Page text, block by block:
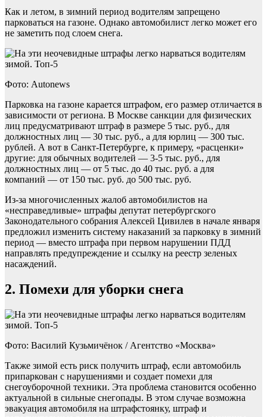
Как и летом, в зимний период водителям запрещено
парковаться на газоне. Однако автомобилист легко может его
не заметить под слоем снега.
Фото: Autonews
Парковка на газоне карается штрафом, его размер отличается в
зависимости от региона. В Москве санкции для физических
лиц предусматривают штраф в размере 5 тыс. руб., для
должностных лиц — 30 тыс. руб., а для юрлиц — 300 тыс.
рублей. А вот в Санкт-Петербурге, к примеру, «расценки»
другие: для обычных водителей — 3-5 тыс. руб., для
должностных лиц — от 5 тыс. до 40 тыс. руб. а для
компаний — от 150 тыс. руб. до 500 тыс. руб.
Из-за многочисленных жалоб автомобилистов на
«несправедливые» штрафы депутат петербургского
Законодательного собрания Алексей Цивилев в начале января
предложил изменить систему наказаний за парковку в зимний
период — вместо штрафа при первом нарушении ПДД
направлять предупреждение и ссылку на реестр зеленых
насаждений.
2. Помехи для уборки снега
Фото: Василий Кузьмичёнок / Агентство «Москва»
Также зимой есть риск получить штраф, если автомобиль
припаркован с нарушениями и создает помехи для
снегоуборочной техники. Эта проблема становится особенно
актуальной в сильные снегопады. В этом случае возможна
эвакуация автомобиля на штрафстоянку, штраф и